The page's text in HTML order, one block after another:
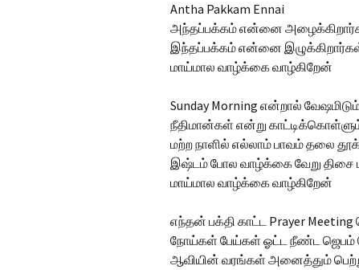
Antha Pakkam Ennai
அந்தப்பக்கம் என்னை
இந்தப்பக்கம் என்னை
மாய்மால வாழ்க்கை வாழ்கிறேன்
Sunday Morning என்றால்
நீதிமான்கள் என்று
மற்ற நாளில் எல்லாம் பாவம் தலை
இஷ்டம் போல வாழ்க்கை வேறு
மாய்மால வாழ்க்கை வாழ்கிறேன்
எந்தன் பக்தி காட்ட Prayer
நோய்கள் பேய்கள் ஓட்ட நீண்ட
ஆவியின் வரங்கள் அனைத்தும்